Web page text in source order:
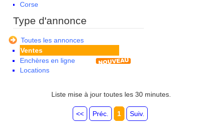
Corse
Guadeloupe
Haute Normandie
Ile de France
La Réunion
Languedoc Roussillon
Midi Pyrenees - Espagne -
Type d'annonce
Toutes les annonces
Ventes
Enchères en ligne
Locations
Liste mise à jour toutes les 30 minutes.
<< Préc. 1 Suiv.